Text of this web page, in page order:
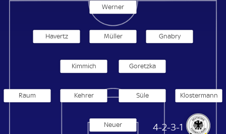
Deutschland
4-2-3-1
Neuer
Klostermann
Süle
Kehrer
Raum
Goretzka
Kimmich
Gnabry
Müller
Havertz
Werner